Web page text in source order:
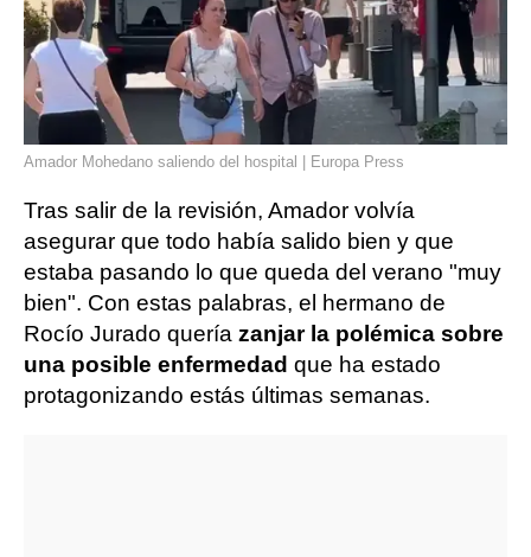
Amador Mohedano saliendo del hospital | Europa Press
Tras salir de la revisión, Amador volvía
asegurar que todo había salido bien y que
estaba pasando lo que queda del verano "muy
bien". Con estas palabras, el hermano de
Rocío Jurado quería zanjar la polémica sobre
una posible enfermedad que ha estado
protagonizando estás últimas semanas.